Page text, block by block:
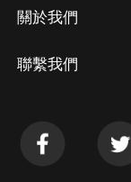
關於我們
聯繫我們